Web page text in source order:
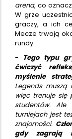
arena, co
W grze
graczy, a ich
Mecze trwają
rundy.
-
Tego typu
ćwiczyć
myślenie
Legends
więc trenuje
studentów. Ale
turniejach jest
znajomości.
gdy zagrają